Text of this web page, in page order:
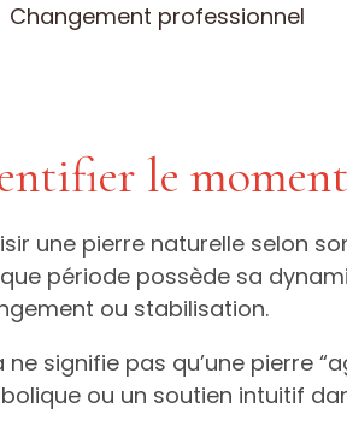
Changement professionnel
le moment
une pierre naturelle selon
période possède sa
ou stabilisation.
ne signifie pas qu’une pierre
ou un soutien intuitif